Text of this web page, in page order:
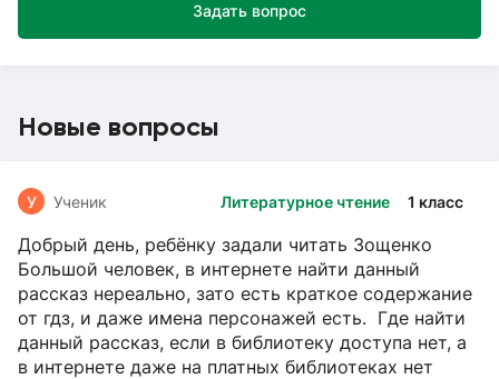
Задать вопрос
Новые вопросы
Литературное чтение 1 класс
У Ученик
Добрый день, ребёнку задали читать Зощенко
Большой человек, в интернете найти данный
рассказ нереально, зато есть краткое содержание
от гдз, и даже имена персонажей есть. Где найти
данный рассказ, если в библиотеку доступа нет, а
в интернете даже на платных библиотеках нет